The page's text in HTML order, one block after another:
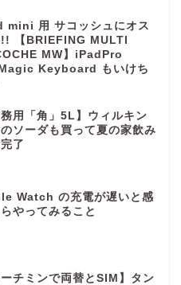
mini 用 サコッシュにオス
!! 【BRIEFING MULTI
MW】iPadPro
Keyboard もいけち
務用「角」5L】ウィルキン
ソーダも買って夏の家飲み
了
Watch の充電が遅いと感
らやってみること
ーチミンで両替とSIM】タン